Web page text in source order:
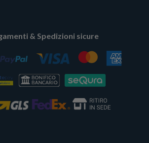
& Spedizioni sicure